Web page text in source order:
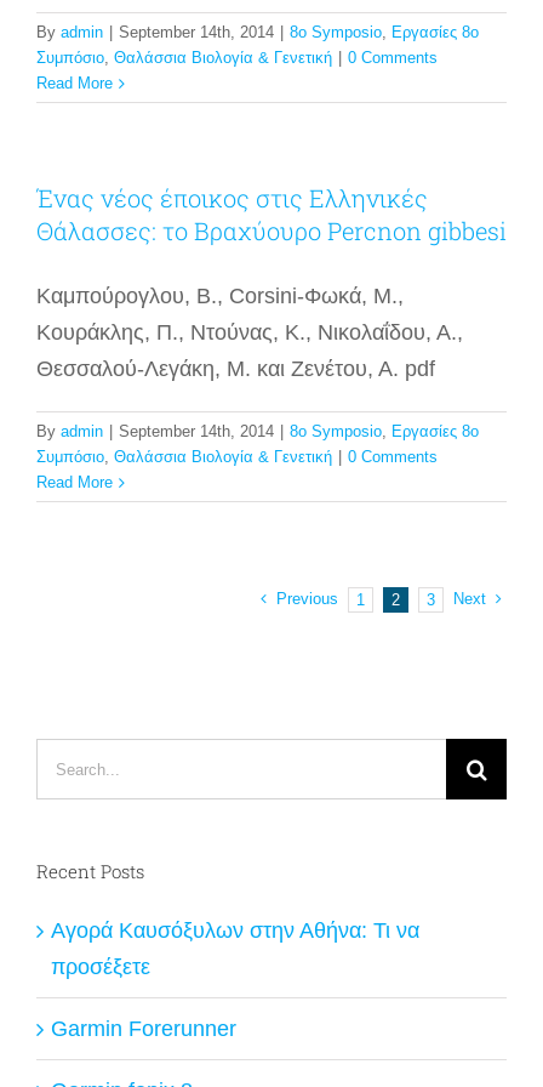
By admin September 14th, 2014 8o Symposio, Εργασίες 8ο
Συμπόσιο, Θαλάσσια Βιολογία & Γενετική
0 Comments
Read More
Ένας νέος έποικος στις Ελληνικές
Θάλασσες: το Βραχύουρο Percnon gibbesi
Καμπούρογλου, Β., Corsini-Φωκά, Μ.,
Κουράκλης, Π., Ντούνας, Κ., Νικολαΐδου, Α.,
Θεσσαλού-Λεγάκη, Μ. και Ζενέτου, Α. pdf
By admin September 14th, 2014 8o Symposio, Εργασίες 8ο
Συμπόσιο, Θαλάσσια Βιολογία & Γενετική
0 Comments
Read More
Previous 1 2 3 Next
for:
Recent Posts
Αγορά Καυσόξυλων στην Αθήνα: Τι να
προσέξετε
Garmin Forerunner